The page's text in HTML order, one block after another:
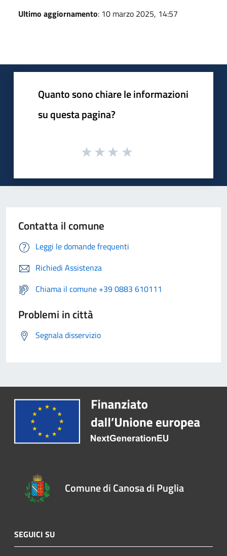
Ultimo aggiornamento: 10 marzo 2025, 14:57
Quanto sono chiare le informazioni
su questa pagina?
Contatta il comune
Leggi le domande frequenti
Richiedi Assistenza
Chiama il comune +39 0883 610111
Problemi in città
Segnala disservizio
Comune di Canosa di Puglia
SEGUICI SU